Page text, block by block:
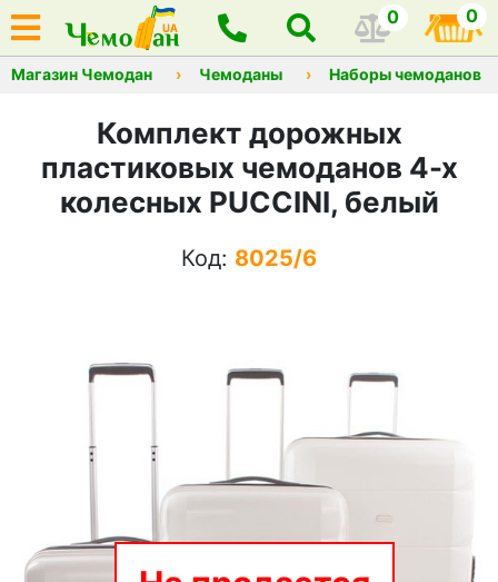
0 0
Магазин Чемодан Чемоданы Наборы чемоданов
Комплект дорожных
пластиковых чемоданов 4-х
колесных PUCCINI, белый
Код: 8025/6